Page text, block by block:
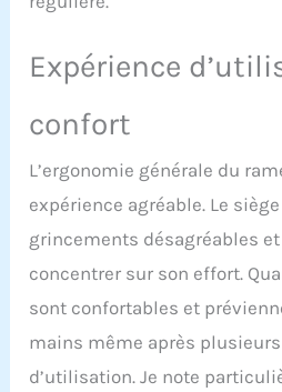
Notre
Expérience
confort
L’ergonomie générale du
expérience agréable. Le
grincements désagréables
concentrer sur son effort.
sont confortables et
mains même après
d’utilisation. Je note